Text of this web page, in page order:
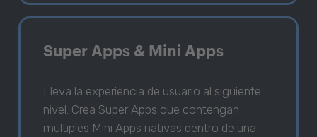
Super Apps & Mini Apps
Lleva la experiencia de usuario al siguiente
nivel. Crea Super Apps que contengan
múltiples Mini Apps nativas dentro de una